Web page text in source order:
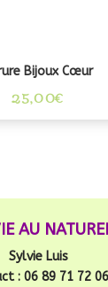
Bijoux Cœur
25,00€
AU
Sylvie Luis
: 06 89 71 72 06